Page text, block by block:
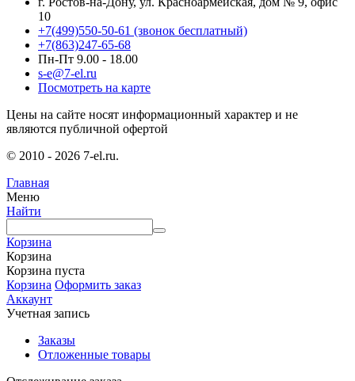
10
+7(499)550-50-61 (звонок бесплатный)
+7(863)247-65-68
Пн-Пт 9.00 - 18.00
s-e@7-el.ru
Посмотреть на карте
Цены на сайте носят информационный характер и не
являются публичной офертой
© 2010 - 2026 7-el.ru.
Главная
Меню
Найти
Корзина
Корзина
Корзина пуста
Корзина Оформить заказ
Аккаунт
Учетная запись
Заказы
Отложенные товары